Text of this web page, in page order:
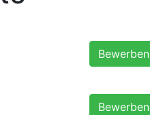
Bewerben
Bewerben